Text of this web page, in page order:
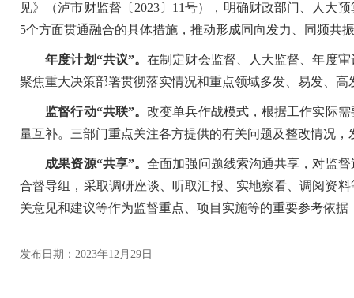
见》（泸市财监督〔2023〕11号），明确财政部门、人大
5个方面贯通融合的具体措施，推动形成同向发力、同频共
年度计划“共议”。在制定财会监督、人大监督、年度
聚焦重大决策部署贯彻落实情况和重点领域多发、易发、
监督行动“共联”。改变单兵作战模式，根据工作实际
量互补。三部门重点关注各方提供的有关问题及整改情况
成果资源“共享”。全面加强问题线索沟通共享，对监
合督导组，采取调研座谈、听取汇报、实地察看、调阅资
关意见和建议等作为监督重点、项目实施等的重要参考依据
发布日期：2023年12月29日